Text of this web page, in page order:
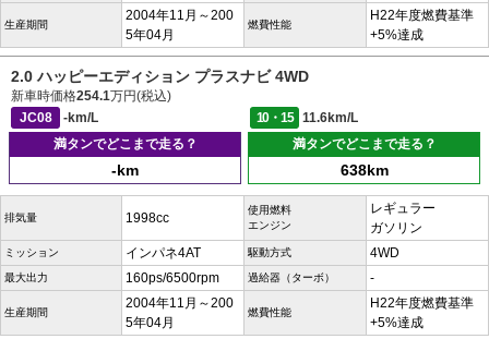
生産期間
2004年11月～200
5年04月
燃費性能
H22年度燃費基準
+5%達成
2.0 ハッピーエディション プラスナビ 4WD
新車時価格254.1万円(税込)
JC08
-km/L 10・15
11.6km/L
満タンでどこまで走る？
-km
満タンでどこまで走る？
638km
排気量 1998cc
使用燃料
エンジン
レギュラー
ガソリン
ミッション インパネ4AT 駆動方式 4WD
最大出力 160ps/6500rpm 過給器（ターボ） -
生産期間
2004年11月～200
5年04月
燃費性能
H22年度燃費基準
+5%達成